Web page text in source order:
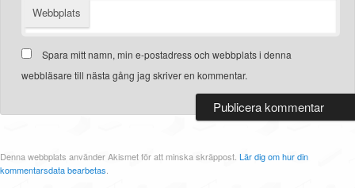
Webbplats
Spara mitt namn, min e-postadress och webbplats i denna
webbläsare till nästa gång jag skriver en kommentar.
Denna webbplats använder Akismet för att minska skräppost. Lär dig om hur din
kommentarsdata bearbetas.